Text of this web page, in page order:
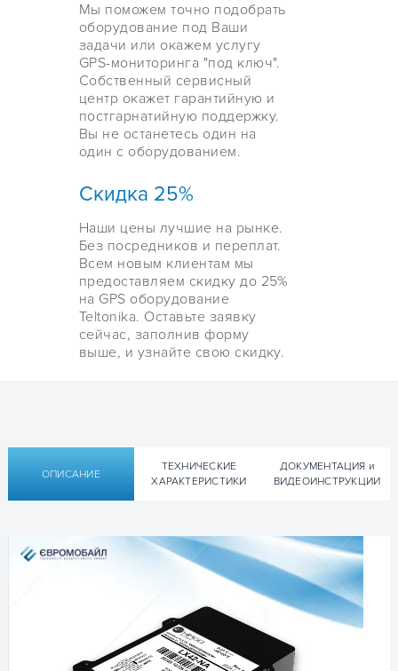
Мы поможем точно подобрать
оборудование под Ваши
задачи или окажем услугу
GPS-мониторинга "под ключ".
Собственный сервисный
центр окажет гарантийную и
постгарнатийную поддержку.
Вы не останетесь один на
один с оборудованием.
Скидка 25%
Наши цены лучшие на рынке.
Без посредников и переплат.
Всем новым клиентам мы
предоставляем скидку до 25%
на GPS оборудование
Teltonika. Оставьте заявку
сейчас, заполнив форму
выше, и узнайте свою скидку.
ОПИСАНИЕ
ТЕХНИЧЕСКИЕ
ХАРАКТЕРИСТИКИ
ДОКУМЕНТАЦИЯ и
ВИДЕОИНСТРУКЦИИ
Технические характеристики
Технические характеристики GPS-
трекер (маячок) для авто
Xirgo LX42
Техническая документация GPS-
трекер (маячок) для автоXirgo LX42
▹ Техническая спецификация Datasheet XIRGO
GLOBAL LX42 – [ENG] 🔍